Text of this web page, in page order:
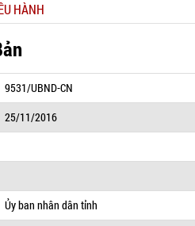
HÀNH
9531/UBND-CN
25/11/2016
Ủy ban nhân dân tỉnh